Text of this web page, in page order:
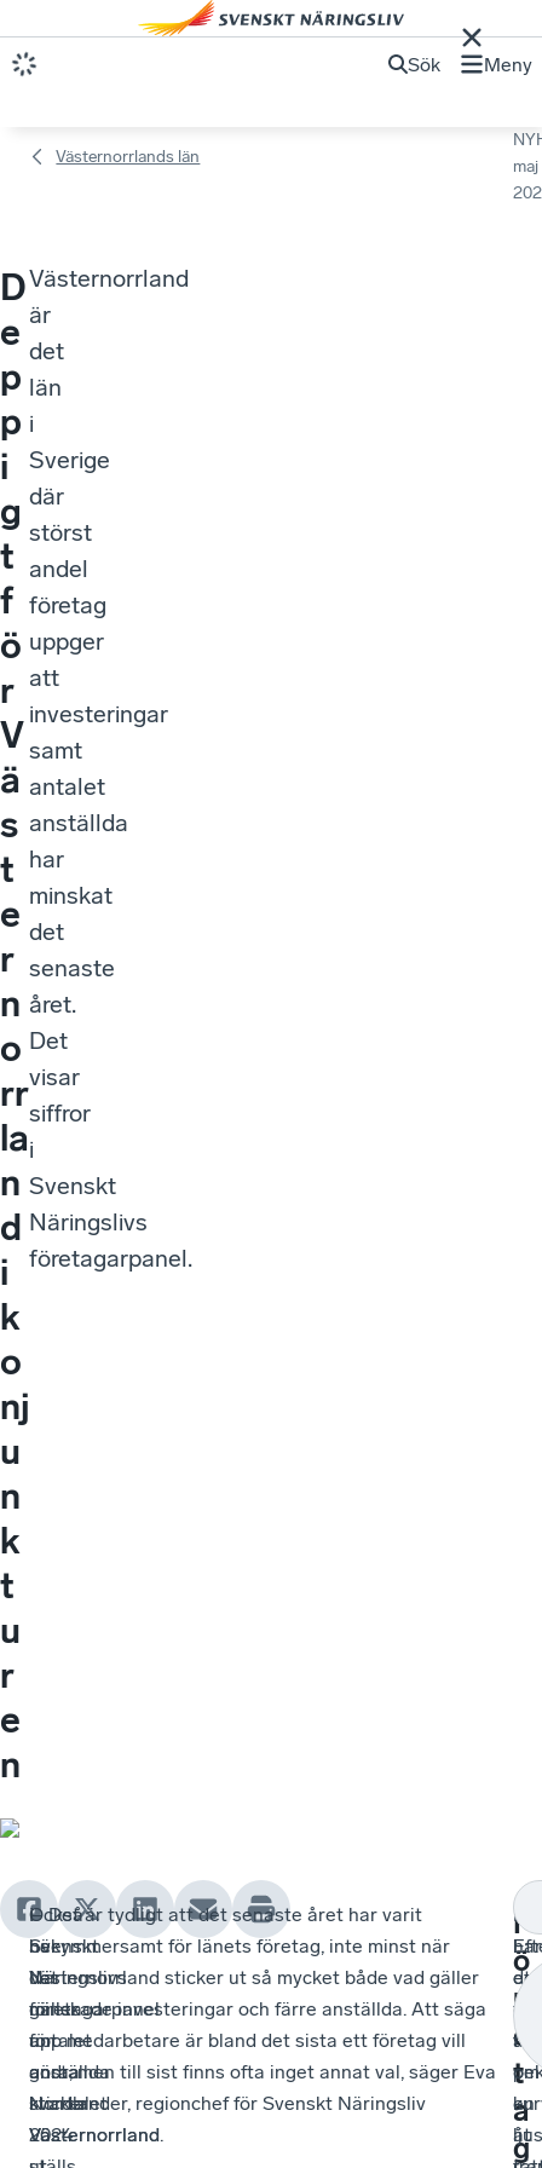
Sök Meny
Västernorrlands län
maj
D
e
p
p
i
g
t
f
ö
r
V
ä
s
t
e
r
n
o
rr
la
n
d
i
k
o
nj
u
n
k
t
u
r
e
n
Västernorrland
är
det
län
i
Sverige
där
störst
andel
företag
uppger
att
investeringar
samt
antalet
anställda
har
minskat
det
senaste
året.
Det
visar
siffror
i
Svenskt
Näringslivs
företagarpanel.
I
Svenskt
Näringslivs
företagarpanel
för
andra
kvartalet
2024
Också
när
det
gäller
antalet
anställda
sticker
Västernorrland
– Det är tydligt att det senaste året har varit
bekymmersamt för länets företag, inte minst när
Västernorrland sticker ut så mycket både vad gäller
minskade investeringar och färre anställda. Att säga
upp medarbetare är bland det sista ett företag vill
göra, men till sist finns ofta inget annat val, säger Eva
Nordlander, regionchef för Svenskt Näringsliv
Västernorrland.
F
ö
r
e
t
a
g
har
en
om
en
–
ett
år
åt